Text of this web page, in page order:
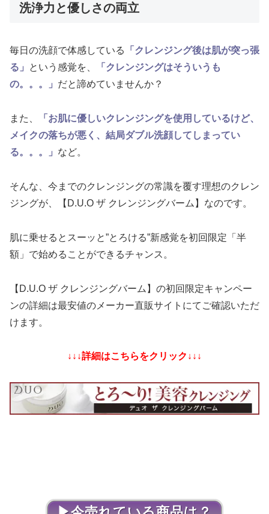
洗浄力と優しさの両立
毎日の洗顔で体感している
「クレンジング後は肌が突っ張
る」
という感覚を、
「クレンジングはそういうも
の。。。」 だと諦めていませんか？
また、
「お肌に優しいクレンジングを使用しているけど、
メイクの落ちが悪く、結局ダブル洗顔してしまってい
る。。。」 など。
そんな、今までのクレンジングの常識を覆す理想のクレン
ジングが、【D.U.O ザ クレンジングバーム】なのです。
肌に乗せるとスーッと”とろける”新感覚を初回限定「半
額」で始めることができるチャンス。
【D.U.O ザ クレンジングバーム】の初回限定キャンペー
ンの詳細は最安値のメーカー直販サイトにてご確認いただ
けます。
↓↓↓詳細はこちらをクリック↓↓↓